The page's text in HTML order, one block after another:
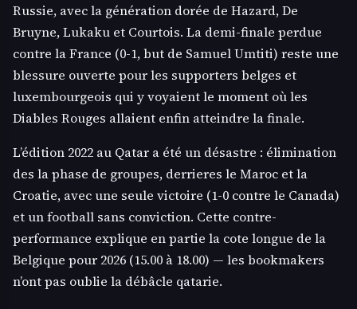
Russie, avec la génération dorée de Hazard, De
Bruyne, Lukaku et Courtois. La demi-finale perdue
contre la France (0-1, but de Samuel Umtiti) reste une
blessure ouverte pour les supporters belges et
luxembourgeois qui y voyaient le moment où les
Diables Rouges allaient enfin atteindre la finale.
L’édition 2022 au Qatar a été un désastre : élimination
des la phase de groupes, derrieres le Maroc et la
Croatie, avec une seule victoire (1-0 contre le Canada)
et un football sans conviction. Cette contre-
performance explique en partie la cote longue de la
Belgique pour 2026 (15.00 à 18.00) — les bookmakers
n’ont pas oublie la débâcle qatarie.